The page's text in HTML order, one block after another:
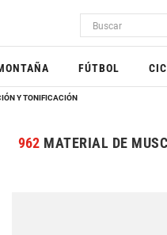
FÚTBOL
Y TONIFICACIÓN
962 MATERIAL DE